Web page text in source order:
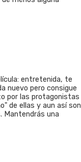
entretenida, te
nuevo pero consigue
por las protagonistas
de ellas y aun así son
Mantendrás una